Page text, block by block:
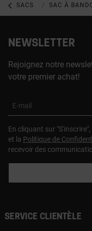
SACS SACS À MAIN
SAC À
NEWSLETTER
Rejoignez notre
votre premier achat!
E-mail
En cliquant sur
et la Politique de
recevoir des
Service clientèle